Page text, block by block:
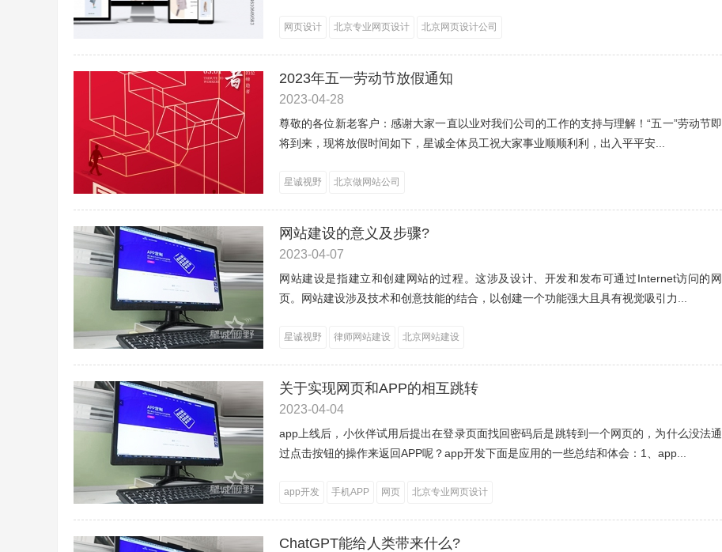
网页设计 北京专业网页设计 北京网页设计公司
2023年五一劳动节放假通知
2023-04-28
尊敬的各位新老客户：感谢大家一直以业对我们公司的工作的支持与理解！“五一”劳动节即
将到来，现将放假时间如下，星诚全体员工祝大家事业顺顺利利，出入平平安...
星诚视野 北京做网站公司
网站建设的意义及步骤?
2023-04-07
网站建设是指建立和创建网站的过程。这涉及设计、开发和发布可通过Internet访问的网
页。网站建设涉及技术和创意技能的结合，以创建一个功能强大且具有视觉吸引力...
星诚视野 律师网站建设 北京网站建设
关于实现网页和APP的相互跳转
2023-04-04
app上线后，小伙伴试用后提出在登录页面找回密码后是跳转到一个网页的，为什么没法通
过点击按钮的操作来返回APP呢？app开发下面是应用的一些总结和体会：1、app...
app开发 手机APP 网页 北京专业网页设计
ChatGPT能给人类带来什么?